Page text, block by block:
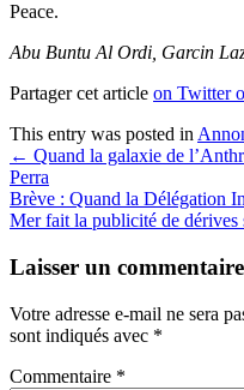
Peace.
Abu Buntu Al Ordi, Garcin
Partager cet article on Twitter
This entry was posted in
Post
navigation
← Quand la galaxie de
Perra
Brève : Quand la Délégation
Mer fait la publicité de dérives
Laisser un commentaire
Votre adresse e-mail ne sera
sont indiqués avec *
Commentaire *